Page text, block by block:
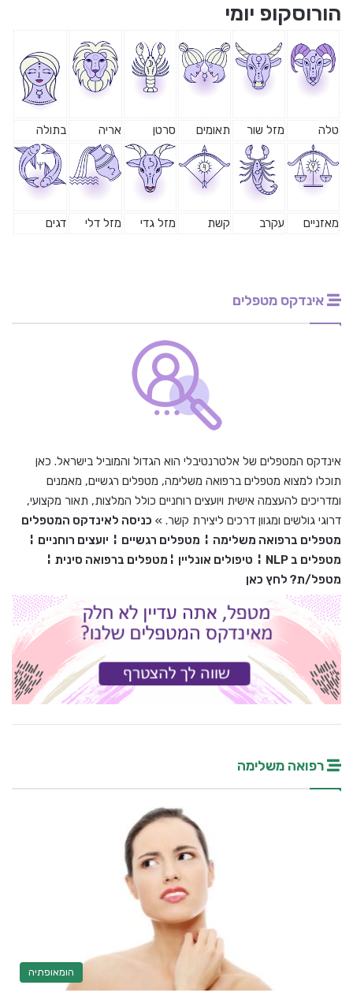
הורוסקופ יומי
טלה מזל שור תאומים סרטן אריה בתולה
מאזניים עקרב קשת מזל גדי מזל דלי דגים
אינדקס מטפלים
אינדקס המטפלים של אלטרנטיבלי הוא הגדול והמוביל בישראל. כאן
תוכלו למצוא מטפלים ברפואה משלימה, מטפלים רגשיים, מאמנים
ומדריכים להעצמה אישית ויועצים רוחניים כולל המלצות, תאור מקצועי,
דרוגי גולשים ומגוון דרכים ליצירת קשר. » כניסה לאינדקס המטפלים
מטפלים ברפואה משלימה ¦ מטפלים רגשיים ¦ יועצים רוחניים ¦
מטפלים ב NLP
¦ טיפולים אונליין ¦ מטפלים ברפואה סינית ¦
מטפל/ת? לחץ כאן
רפואה משלימה
הומאופתיה